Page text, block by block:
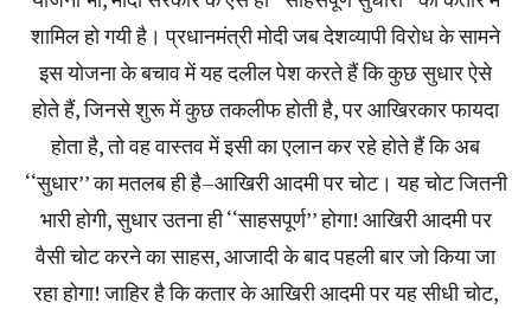
शामिल हो गयी है। प्रधानमंत्री मोदी जब देशव्यापी विरोध के सामने
इस योजना के बचाव में यह दलील पेश करते हैं कि कुछ सुधार ऐसे
होते हैं, जिनसे शुरू में कुछ तकलीफ होती है, पर आखिरकार फायदा
होता है, तो वह वास्तव में इसी का एलान कर रहे होते हैं कि अब
‘‘सुधार’’ का मतलब ही है–आखिरी आदमी पर चोट। यह चोट जितनी
भारी होगी, सुधार उतना ही ‘‘साहसपूर्ण’’ होगा! आखिरी आदमी पर
वैसी चोट करने का साहस, आजादी के बाद पहली बार जो किया जा
रहा होगा! जाहिर है कि कतार के आखिरी आदमी पर यह सीधी चोट,